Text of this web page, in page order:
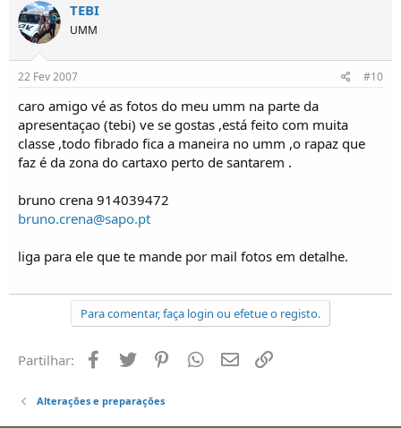
TEBI
UMM
22 Fev 2007 #10
caro amigo vé as fotos do meu umm na parte da
apresentaçao (tebi) ve se gostas ,está feito com muita
classe ,todo fibrado fica a maneira no umm ,o rapaz que
faz é da zona do cartaxo perto de santarem .
bruno crena 914039472
bruno.crena@sapo.pt
liga para ele que te mande por mail fotos em detalhe.
Para comentar, faça login ou efetue o registo.
Partilhar: Facebook
Twitter PinterestWhatsapp
Email
Alterações e preparações